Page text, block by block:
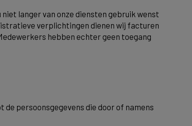
langer van onze diensten gebruik wenst
verplichtingen dienen wij facturen
hebben echter geen toegang
persoonsgegevens die door of namens